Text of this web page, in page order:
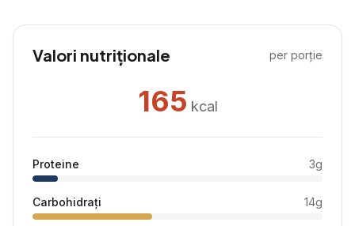
Valori nutriționale per porție
165 kcal
Proteine 3g
Carbohidrați 14g